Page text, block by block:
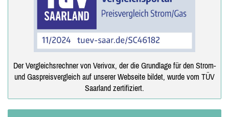
Der Vergleichsrechner von Verivox, der die Grundlage für den Strom-
und Gaspreisvergleich auf unserer Webseite bildet, wurde vom TÜV
Saarland zertifiziert.